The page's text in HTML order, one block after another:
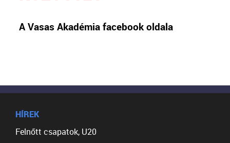
A Vasas Akadémia facebook oldala
HÍREK
Felnőtt csapatok, U20